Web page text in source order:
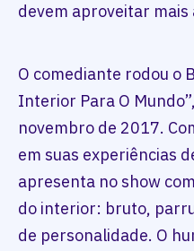
devem aproveitar mais
O comediante rodou o
Interior Para O
novembro de 2017.
em suas experiências
apresenta no show
do interior: bruto,
de personalidade. O